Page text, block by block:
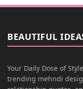
BEAUTIFUL
Your Daily Dose of
trending mehndi